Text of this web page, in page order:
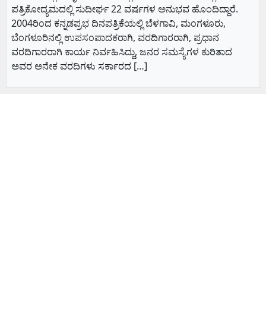
ಪತ್ರಿಕೋದ್ಯಮದಲ್ಲಿ ಸುದೀರ್ಘ 22 ವರ್ಷಗಳ ಅನುಭವ ಹೊಂದಿದ್ದಾರೆ.
2004ರಿಂದ ಕನ್ನಡಪ್ರಭ ದಿನಪತ್ರಿಕೆಯಲ್ಲಿ ಬೆಳಗಾವಿ, ಮಂಗಳೂರು,
ಬೆಂಗಳೂರಿನಲ್ಲಿ ಉಪಸಂಪಾದಕರಾಗಿ, ವರದಿಗಾರರಾಗಿ, ಪ್ರಧಾನ
ವರದಿಗಾರರಾಗಿ ಕಾರ್ಯ ನಿರ್ವಹಿಸಿದ್ದು, ಜನರ ಸಮಸ್ಯೆಗಳ ಕುರಿತಾದ
ಅವರ ಅನೇಕ ವರದಿಗಳು ಸರ್ಕಾರದ […]